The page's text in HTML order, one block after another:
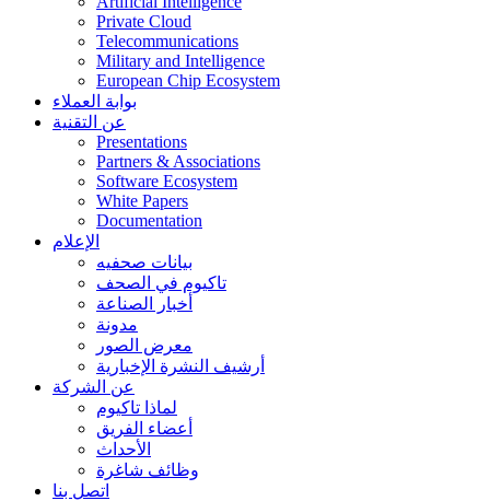
Private Cloud
Telecommunications
Military and Intelligence
European Chip Ecosystem
بوابة العملاء
عن التقنية
Presentations
Partners & Associations
Software Ecosystem
White Papers
Documentation
الإعلام
بيانات صحفيه
تاكيوم في الصحف
أخبار الصناعة
مدونة
معرض الصور
أرشيف النشرة الإخبارية
عن الشركة
لماذا تاكيوم
أعضاء الفريق
الأحداث
وظائف شاغرة
اتصل بنا